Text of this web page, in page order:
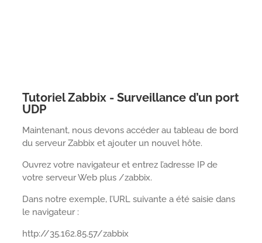
Tutoriel Zabbix - Surveillance d’un port
UDP
Maintenant, nous devons accéder au tableau de bord
du serveur Zabbix et ajouter un nouvel hôte.
Ouvrez votre navigateur et entrez l’adresse IP de
votre serveur Web plus /zabbix.
Dans notre exemple, l’URL suivante a été saisie dans
le navigateur :
http://35.162.85.57/zabbix